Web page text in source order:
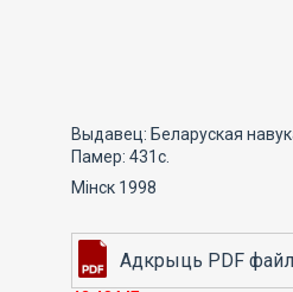
Выдавец: Беларуская
Памер: 431с.
Мінск 1998